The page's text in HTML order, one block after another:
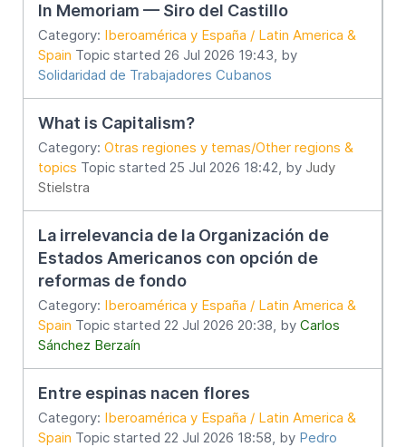
In Memoriam — Siro del Castillo
Category: Iberoamérica y España / Latin America &
Spain Topic started 26 Jul 2026 19:43, by
Solidaridad de Trabajadores Cubanos
What is Capitalism?
Category: Otras regiones y temas/Other regions &
topics Topic started 25 Jul 2026 18:42, by Judy
Stielstra
La irrelevancia de la Organización de
Estados Americanos con opción de
reformas de fondo
Category: Iberoamérica y España / Latin America &
Spain Topic started 22 Jul 2026 20:38, by Carlos
Sánchez Berzaín
Entre espinas nacen flores
Category: Iberoamérica y España / Latin America &
Spain Topic started 22 Jul 2026 18:58, by Pedro